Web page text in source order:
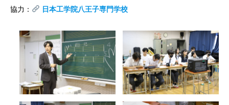
協力： 日本工学院八王子専門学校